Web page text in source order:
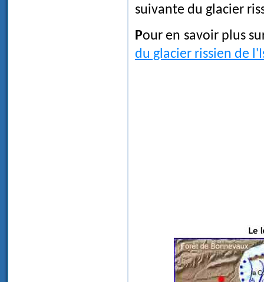
suivante du glacier
Pour en savoir plus
du glacier rissien de